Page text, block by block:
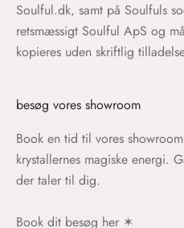
Soulful.dk, samt på Soulfuls
retsmæssigt Soulful ApS og
kopieres uden skriftlig
besøg vores showroom
Book en tid til vores
krystallernes magiske energi.
der taler til dig.
Book dit besøg her ✶